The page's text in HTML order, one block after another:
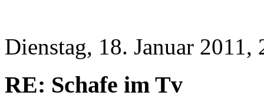
Dienstag, 18. Januar 2011,
RE: Schafe im Tv